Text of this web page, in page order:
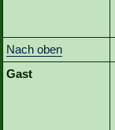
Nach oben
Gast